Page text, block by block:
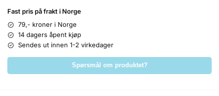
Fast pris på frakt i Norge
79,- kroner i Norge
14 dagers åpent kjøp
Sendes ut innen 1-2 virkedager
Spørsmål om produktet?